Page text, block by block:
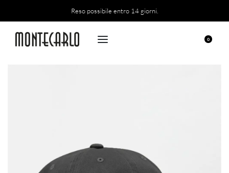
Reso possibile entro 14 giorni.
0